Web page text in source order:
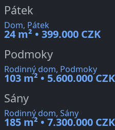
Pátek
Dom, Pátek
24 m² • 399.000 CZK
Podmoky
Rodinný dom, Podmoky
103 m² • 5.600.000 CZK
Sány
Rodinný dom, Sány
185 m² • 7.300.000 CZK